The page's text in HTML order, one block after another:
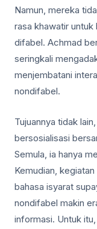
Namun, mereka
rasa khawatir
difabel. Achmad
seringkali
menjembatani
nondifabel.
Tujuannya tidak
bersosialisasi
Semula, ia hanya
Kemudian,
bahasa isyarat
nondifabel makin
informasi. Untuk